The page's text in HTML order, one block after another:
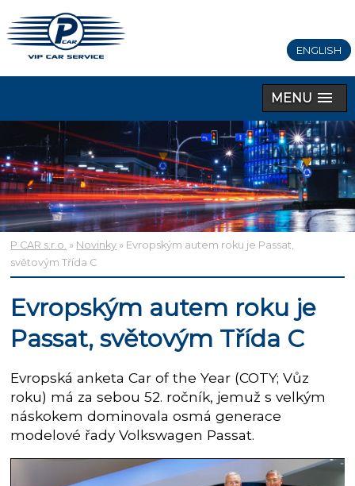
ENGLISH
MENU
P CAR s.r.o. » Novinky » Evropským autem roku je Passat,
světovým Třída C
Evropským autem roku je
Passat, světovým Třída C
Evropská anketa Car of the Year (COTY; Vůz
roku) má za sebou 52. ročník, jemuž s velkým
náskokem dominovala osmá generace
modelové řady Volkswagen Passat.